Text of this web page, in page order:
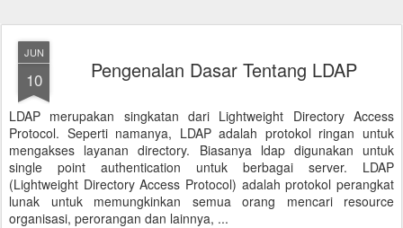
JUN
10 Pengenalan Dasar Tentang LDAP
LDAP merupakan singkatan dari Lightweight Directory Access
Protocol. Seperti namanya, LDAP adalah protokol ringan untuk
mengakses layanan directory. Biasanya ldap digunakan untuk
single point authentication untuk berbagai server. LDAP
(Lightweight Directory Access Protocol) adalah protokol perangkat
lunak untuk memungkinkan semua orang mencari resource
organisasi, perorangan dan lainnya, ...